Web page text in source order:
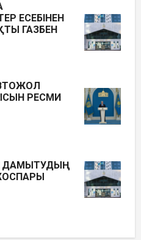
ЕСЕБІНЕН
ГАЗБЕН
РЕСМИ
ДАМЫТУДЫҢ